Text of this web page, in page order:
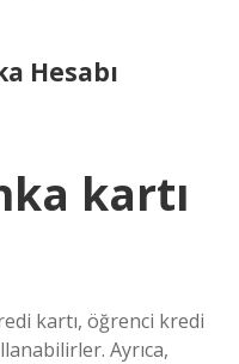
Hesabı
kartı
kartı, öğrenci kredi
Ayrıca,